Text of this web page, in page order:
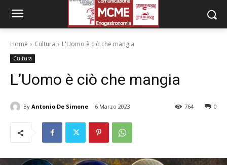
Home Cultura L'Uomo è ciò che mangia
Cultura
L’Uomo è ciò che mangia
By Antonio De Simone 6 Marzo 2023 0
764